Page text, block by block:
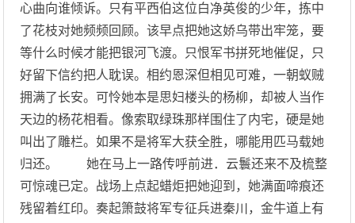
心曲向谁倾诉。只有平西伯这位白净英俊的少年，拣中
了花枝对她频频回顾。该早点把她这娇乌带出牢笼，要
等什么时候才能把银河飞渡。只恨军书拼死地催促，只
好留下信约把人耽误。相约恩深但相见可难，一朝蚁贼
拥满了长安。可怜她本是思妇楼头的杨柳，却被人当作
天边的杨花相看。像索取绿珠那样围住了内宅，硬是她
叫出了雕栏。如果不是将军大获全胜，哪能用匹马载她
归还。 她在马上一路传呼前进．云鬟还来不及梳整
可惊魂已定。战场上点起蜡炬把她迎到，她满面啼痕还
残留着红印。奏起箫鼓将军专征兵进秦川，金牛道上有